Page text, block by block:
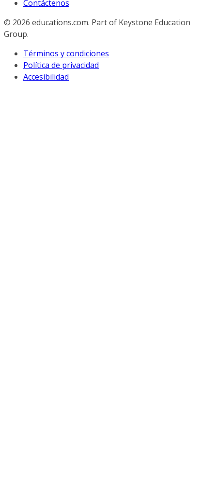
Contáctenos
© 2026 educations.com. Part of Keystone Education
Group.
Términos y condiciones
Política de privacidad
Accesibilidad